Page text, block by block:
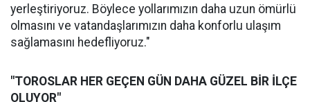
yerleştiriyoruz. Böylece yollarımızın daha uzun ömürlü
olmasını ve vatandaşlarımızın daha konforlu ulaşım
sağlamasını hedefliyoruz."
"TOROSLAR HER GEÇEN GÜN DAHA GÜZEL BİR İLÇE
OLUYOR"